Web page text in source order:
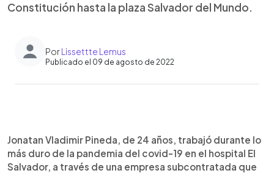
Constitución hasta la plaza Salvador del Mundo.
PorLissettte Lemus
Publicado el 09 de agosto de 2022
► Escuchar artículo
Jonatan Vladimir Pineda, de 24 años, trabajó durante lo
más duro de la pandemia del covid-19 en el hospital El
Salvador, a través de una empresa subcontratada que